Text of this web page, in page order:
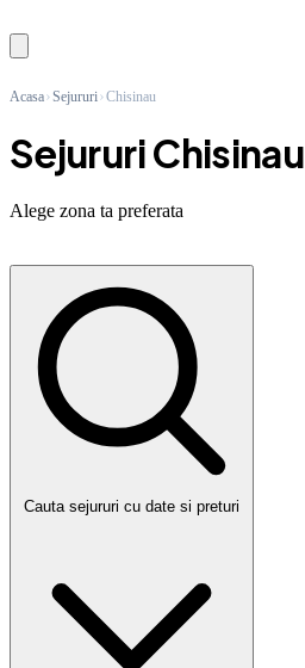
Acasa Sejururi Chisinau
Sejururi Chisinau
Alege zona ta preferata
Cauta sejururi cu date si preturi